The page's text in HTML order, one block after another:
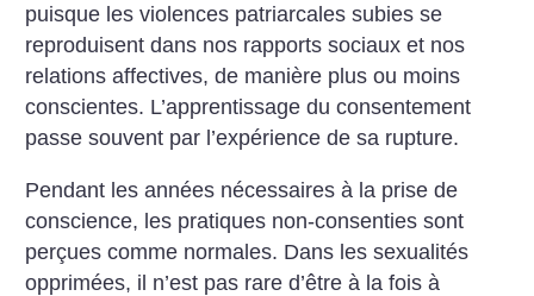
puisque les violences patriarcales subies se
reproduisent dans nos rapports sociaux et nos
relations affectives, de manière plus ou moins
conscientes. L’apprentissage du consentement
passe souvent par l’expérience de sa rupture.
Pendant les années nécessaires à la prise de
conscience, les pratiques non-consenties sont
perçues comme normales. Dans les sexualités
opprimées, il n’est pas rare d’être à la fois à